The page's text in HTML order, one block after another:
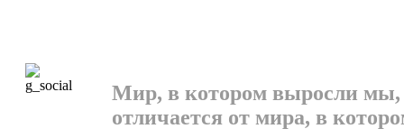
Мир, в котором выросли мы,
отличается от мира, в